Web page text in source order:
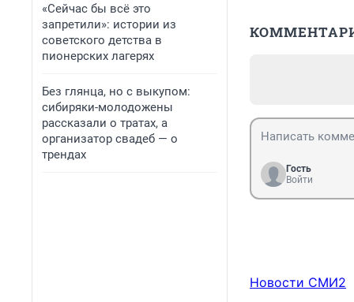
«Сейчас бы всё это
запретили»: истории из
советского детства в
пионерских лагерях
Без глянца, но с выкупом:
сибиряки-молодожены
рассказали о тратах, а
организатор свадеб — о
трендах
Гость
Войти
Новости СМИ2